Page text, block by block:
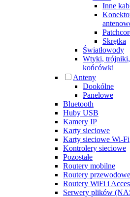
Inne
Skrętka
Światłowody
Wtyki, trójniki,
końcówki
Anteny
Dookólne
Panelowe
Bluetooth
Huby USB
Kamery IP
Karty sieciowe
Karty sieciowe Wi-Fi
Kontrolery sieciowe
Pozostałe
Routery mobilne
Routery przewodowe
Routery WiFi i
Serwery plików